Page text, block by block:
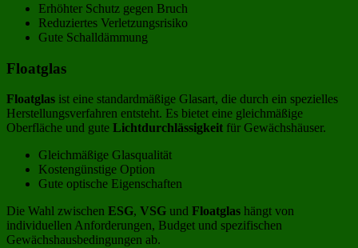
Erhöhter Schutz gegen Bruch
Reduziertes Verletzungsrisiko
Gute Schalldämmung
Floatglas
Floatglas ist eine standardmäßige Glasart, die durch ein spezielles
Herstellungsverfahren entsteht. Es bietet eine gleichmäßige
Oberfläche und gute Lichtdurchlässigkeit für Gewächshäuser.
Gleichmäßige Glasqualität
Kostengünstige Option
Gute optische Eigenschaften
Die Wahl zwischen ESG, VSG und Floatglas hängt von
individuellen Anforderungen, Budget und spezifischen
Gewächshausbedingungen ab.